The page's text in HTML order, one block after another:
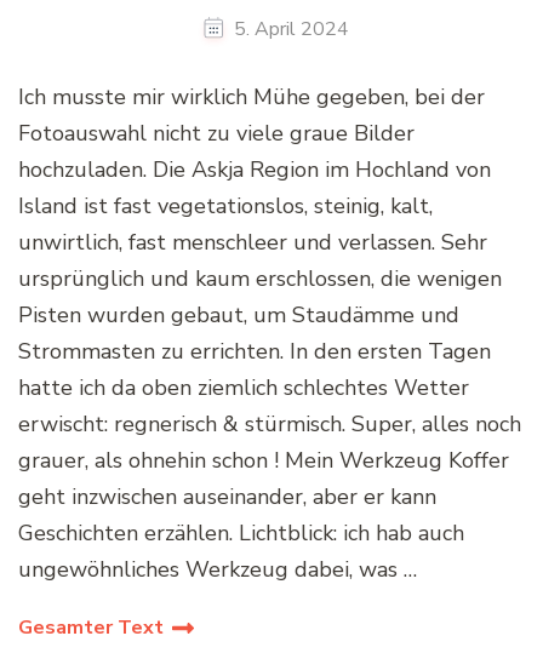
5. April 2024
Ich musste mir wirklich Mühe gegeben, bei der
Fotoauswahl nicht zu viele graue Bilder
hochzuladen. Die Askja Region im Hochland von
Island ist fast vegetationslos, steinig, kalt,
unwirtlich, fast menschleer und verlassen. Sehr
ursprünglich und kaum erschlossen, die wenigen
Pisten wurden gebaut, um Staudämme und
Strommasten zu errichten. In den ersten Tagen
hatte ich da oben ziemlich schlechtes Wetter
erwischt: regnerisch & stürmisch. Super, alles noch
grauer, als ohnehin schon ! Mein Werkzeug Koffer
geht inzwischen auseinander, aber er kann
Geschichten erzählen. Lichtblick: ich hab auch
ungewöhnliches Werkzeug dabei, was …
Gesamter Text